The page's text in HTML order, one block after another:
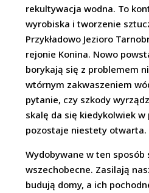
rekultywacja wodna. To
wyrobiska i tworzenie
Przykładowo Jezioro
rejonie Konina. Nowo
borykają się z problemem
wtórnym zakwaszeniem
pytanie, czy szkody
skalę da się kiedykolwiek w
pozostaje niestety otwarta.
Wydobywane w ten sposób
wszechobecne. Zasilają
budują domy, a ich